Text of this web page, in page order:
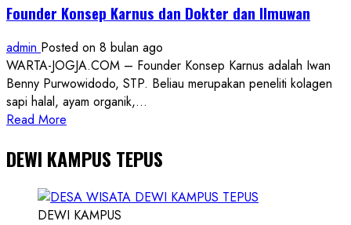
Founder Konsep Karnus dan Dokter dan Ilmuwan
admin Posted on 8 bulan ago
WARTA-JOGJA.COM – Founder Konsep Karnus adalah Iwan
Benny Purwowidodo, STP. Beliau merupakan peneliti kolagen
sapi halal, ayam organik,...
Read More
about
Founder
Konsep
Karnus
DEWI KAMPUS TEPUS
DEWI KAMPUS